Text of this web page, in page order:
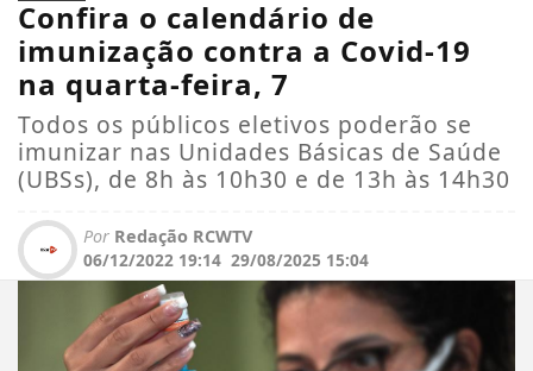
Confira o calendário de
imunização contra a Covid-19
na quarta-feira, 7
Todos os públicos eletivos poderão se
imunizar nas Unidades Básicas de Saúde
(UBSs), de 8h às 10h30 e de 13h às 14h30
Por Redação RCWTV
06/12/2022 19:14 29/08/2025 15:04